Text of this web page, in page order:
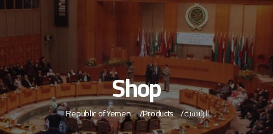
Shop
الرئيسية Products
Republic of Yemen